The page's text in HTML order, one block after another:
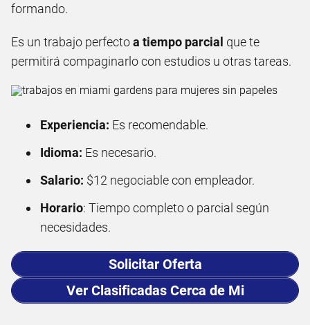
formando.
Es un trabajo perfectoa tiempo parcial que te
permitirá compaginarlo con estudios u otras tareas.
Experiencia: Es recomendable.
Idioma: Es necesario.
Salario: $12 negociable con empleador.
Horario: Tiempo completo o parcial según
necesidades.
Solicitar Oferta
Ver Clasificadas Cerca de Mi